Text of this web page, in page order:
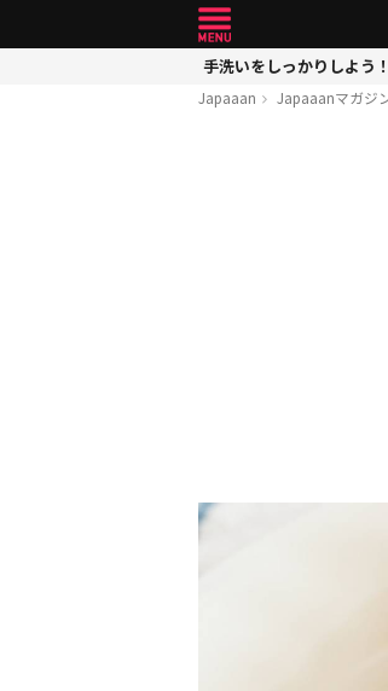
手洗いをしっかりしよう
Japaaan Japaaanマガジ